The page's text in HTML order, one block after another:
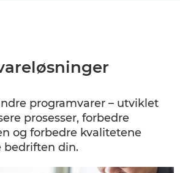
programvarer – utviklet
prosesser, forbedre
og forbedre kvalitetene
bedriften din.